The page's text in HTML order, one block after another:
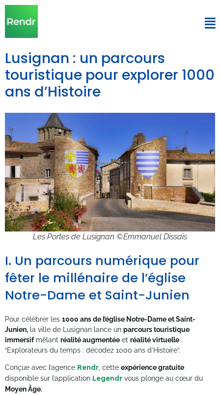
Lusignan : un parcours
touristique pour explorer 1000
ans d’Histoire
Les Portes de Lusignan ©Emmanuel Dissais
I. Un parcours numérique pour
fêter le millénaire de l’église
Notre-Dame et Saint-Junien
Pour célébrer les 1000 ans de l’église Notre-Dame et Saint-
Junien, la ville de Lusignan lance un parcours touristique
immersifmêlant réalité augmentée et réalité virtuelle :
“Explorateurs du temps : décodez 1000 ans d’Histoire”.
Conçue avec l’agence Rendr, cette expérience gratuite
disponible sur l’application Legendr vous plonge au cœur du
Moyen Âge.